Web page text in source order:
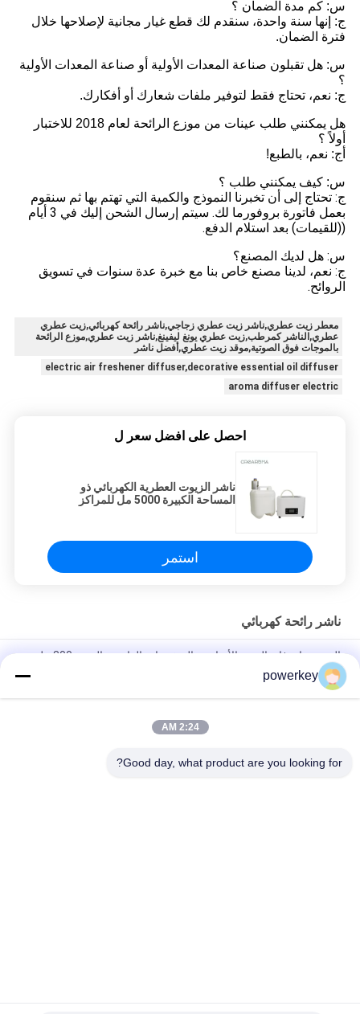
س: كم مدة الضمان ؟
ج: إنها سنة واحدة، سنقدم لك قطع غيار مجانية لإصلاحها خلال
فترة الضمان.
س: هل تقبلون صناعة المعدات الأولية أو صناعة المعدات الأولية
؟
ج: نعم، تحتاج فقط لتوفير ملفات شعارك أو أفكارك.
هل يمكنني طلب عينات من موزع الرائحة لعام 2018 للاختبار
أولاً ؟
أج: نعم، بالطبع!
س: كيف يمكنني طلب ؟
ج: تحتاج إلى أن تخبرنا النموذج والكمية التي تهتم بها ثم سنقوم
بعمل فاتورة بروفورما لك. سيتم إرسال الشحن إليك في 3 أيام
((للقيمات) بعد استلام الدفع.
س: هل لديك المصنع؟
ج: نعم، لدينا مصنع خاص بنا مع خبرة عدة سنوات في تسويق
الروائح.
معطر زيت عطري,ناشر زيت عطري زجاجي,ناشر رائحة كهربائي,زيت عطري
عطري,الناشر كمرطب,زيت عطري يونغ ليفينغ,ناشر زيت عطري,موزع الرائحة
بالموجات فوق الصوتية,موقد زيت عطري,أفضل ناشر
electric air freshener diffuser,decorative essential oil diffuser
aroma diffuser electric
احصل على افضل سعر ل
ناشر الزيوت العطرية الكهربائي ذو
المساحة الكبيرة 5000 مل للمراكز
استمر
ناشر رائحة كهربائي
المهنية واي فاي الزيت الأساسي المتفجرات الواسعة الهدوء 800 مل مع
فتحة المروحة
مرطب هواء زيت فائق الهدوء، الأكثر مبيعًا للاستخدام المنزلي،
powerkey
2:24 AM
Good day, what product are you looking for?